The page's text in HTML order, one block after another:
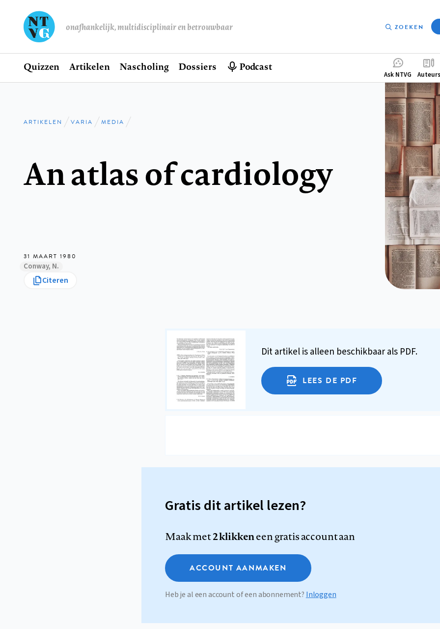
onafhankelijk, multidisciplinair en betrouwbaar ZOEKEN
Hoofdnavigatie
Home
Quizzen Artikelen Nascholing Dossiers Podcast
menu
Ask NTVG Auteurs
Kruimelpad
ARTIKELEN VARIA MEDIA
An atlas of cardiology
31 MAART 1980
Conway, N.
Citeren
Dit artikel is alleen beschikbaar als PDF.
LEES DE PDF
Gratis dit artikel lezen?
Maak met2 klikkeneen gratis account aan
ACCOUNT AANMAKEN
Heb je al een account of een abonnement? Inloggen